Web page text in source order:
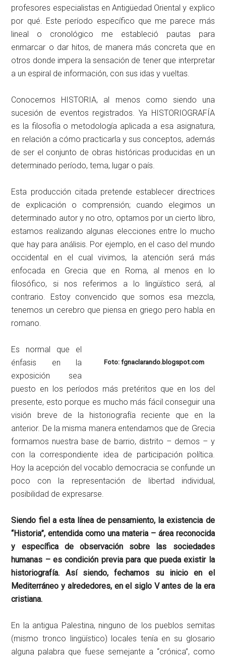
profesores especialistas en Antigüedad Oriental y explico
por qué. Este período específico que me parece más
lineal o cronológico me estableció pautas para
enmarcar o dar hitos, de manera más concreta que en
otros donde impera la sensación de tener que interpretar
a un espiral de información, con sus idas y vueltas.
Conocemos HISTORIA, al menos como siendo una
sucesión de eventos registrados. Ya HISTORIOGRAFÍA
es la filosofía o metodología aplicada a esa asignatura,
en relación a cómo practicarla y sus conceptos, además
de ser el conjunto de obras históricas producidas en un
determinado período, tema, lugar o país.
Esta producción citada pretende establecer directrices
de explicación o comprensión; cuando elegimos un
determinado autor y no otro, optamos por un cierto libro,
estamos realizando algunas elecciones entre lo mucho
que hay para análisis. Por ejemplo, en el caso del mundo
occidental en el cual vivimos, la atención será más
enfocada en Grecia que en Roma, al menos en lo
filosófico, si nos referimos a lo lingüístico será, al
contrario. Estoy convencido que somos esa mezcla,
tenemos un cerebro que piensa en griego pero habla en
romano.
Foto: fgnaclarando.blogspot.com
Es normal que el
énfasis en la
exposición sea
puesto en los períodos más pretéritos que en los del
presente, esto porque es mucho más fácil conseguir una
visión breve de la historiografía reciente que en la
anterior. De la misma manera entendamos que de Grecia
formamos nuestra base de barrio, distrito – demos – y
con la correspondiente idea de participación política.
Hoy la acepción del vocablo democracia se confunde un
poco con la representación de libertad individual,
posibilidad de expresarse.
Siendo fiel a esta línea de pensamiento, la existencia de
“Historia”, entendida como una materia – área reconocida
y específica de observación sobre las sociedades
humanas – es condición previa para que pueda existir la
historiografía. Así siendo, fechamos su inicio en el
Mediterráneo y alrededores, en el siglo V antes de la era
cristiana.
En la antigua Palestina, ninguno de los pueblos semitas
(mismo tronco lingüístico) locales tenía en su glosario
alguna palabra que fuese semejante a “crónica”, como